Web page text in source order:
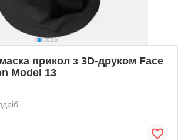
прикол з 3D-друком Face
Model 13